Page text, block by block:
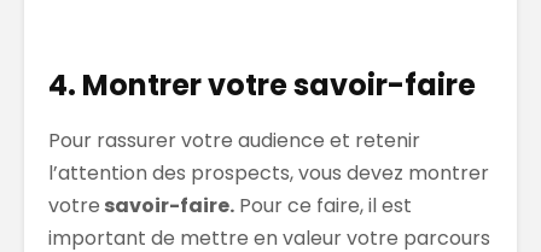
4. Montrer votre savoir-faire
Pour rassurer votre audience et retenir
l’attention des prospects, vous devez montrer
votre savoir-faire. Pour ce faire, il est
important de mettre en valeur votre parcours